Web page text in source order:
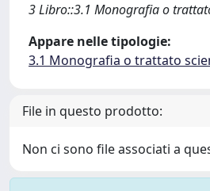
3 Libro::3.1 Monografia o
Appare nelle tipologie:
3.1 Monografia o trattato
File in questo prodotto:
Non ci sono file associati a